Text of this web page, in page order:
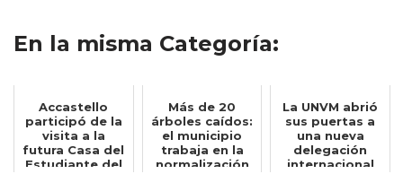
En la misma Categoría:
Accastello
participó de la
visita a la
futura Casa del
Estudiante del
Más de 20
árboles caídos:
el municipio
trabaja en la
normalización
La UNVM abrió
sus puertas a
una nueva
delegación
internacional